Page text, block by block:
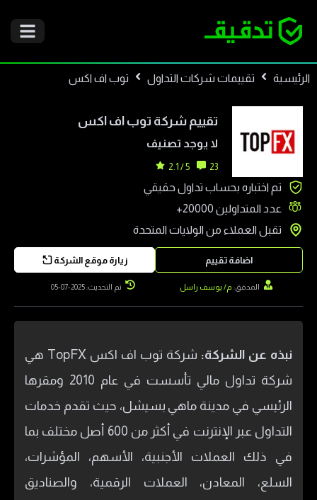
الرئيسية تقييمات شركات التداول توب اف اكس
تقييم شركة توب اف اكس
لا يوجد تصنيف
23
5 / 2.1
تم اختباره بحساب تداول حقيقي
عدد المتداولين 20000+
تقبل العملاء من الولايات المتحدة
زيارة موقع الشركة اضافة تقييم
المدقق: م/ يوسف راسل تم التحديث: 2025-07-05
نبذه عن الشركة:
شركة توب اف اكس TopFX هي
شركة تداول مالي تأسست في عام 2010 ومقرها
الرئيسي في مدينة ماهي بسيشل، حيث تقدم خدمات
التداول عبر الإنترنت في أكثر من 600 أصل مختلف بما
في ذلك العملات الأجنبية، الأسهم، المؤشرات،
السلع، المعادن، العملات الرقمية، والصناديق